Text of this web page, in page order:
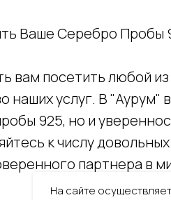
Ваше Серебро Пробы
вам посетить любой
наших услуг. В
925, но и
к числу
партнера в
На сайте